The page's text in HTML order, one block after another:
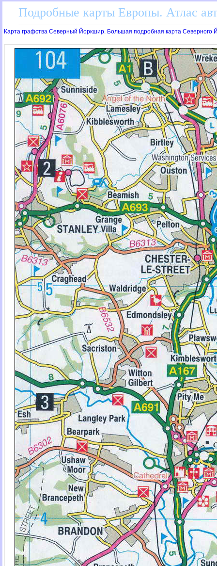
Подробные карты Европы. Атлас
Карта графства Северный Йоркшир. Большая подробная карта Северного